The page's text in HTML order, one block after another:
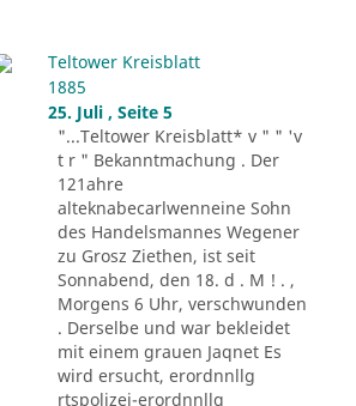
Teltower Kreisblatt
1885
25. Juli , Seite 5
"...Teltower Kreisblatt* v " " 'v
t r " Bekanntmachung . Der
121ahre
alteknabecarlwenneine Sohn
des Handelsmannes Wegener
zu Grosz Ziethen, ist seit
Sonnabend, den 18. d . M ! . ,
Morgens 6 Uhr, verschwunden
. Derselbe und war bekleidet
mit einem grauen Jaqnet Es
wird ersucht, erordnnllg
rtspolizei-erordnnllg